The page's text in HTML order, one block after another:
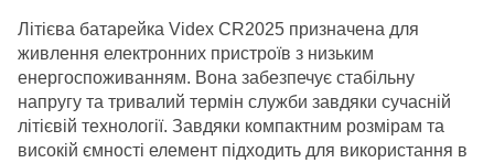
Літієва батарейка Videx CR2025 призначена для
живлення електронних пристроїв з низьким
енергоспоживанням. Вона забезпечує стабільну
напругу та тривалий термін служби завдяки сучасній
літієвій технології. Завдяки компактним розмірам та
високій ємності елемент підходить для використання в